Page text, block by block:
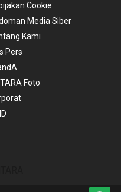
Cookie
Media Siber
Kami
Pers
Foto